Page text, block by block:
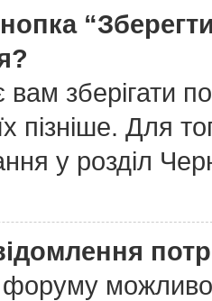
вам зберігати
пізніше. Для
у розділ
форуму